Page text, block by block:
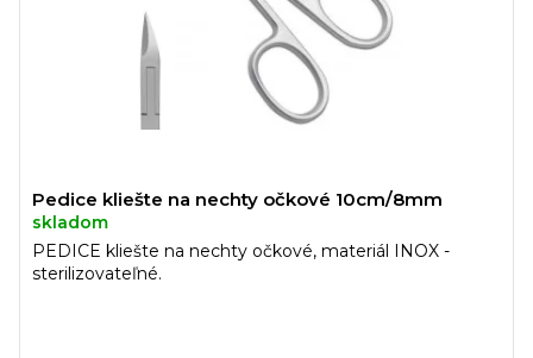
Pedice kliešte na nechty očkové 10cm/8mm
skladom
PEDICE kliešte na nechty očkové, materiál INOX -
sterilizovateľné.